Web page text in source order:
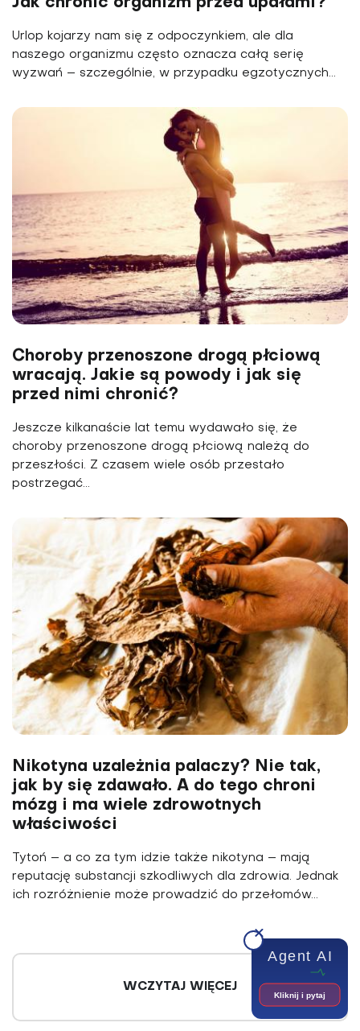
Jak chronić organizm przed upałami?
Urlop kojarzy nam się z odpoczynkiem, ale dla
naszego organizmu często oznacza całą serię
wyzwań – szczególnie, w przypadku egzotycznych...
Choroby przenoszone drogą płciową
wracają. Jakie są powody i jak się
przed nimi chronić?
Jeszcze kilkanaście lat temu wydawało się, że
choroby przenoszone drogą płciową należą do
przeszłości. Z czasem wiele osób przestało
postrzegać...
Nikotyna uzależnia palaczy? Nie tak,
jak by się zdawało. A do tego chroni
mózg i ma wiele zdrowotnych
właściwości
Tytoń – a co za tym idzie także nikotyna – mają
reputację substancji szkodliwych dla zdrowia. Jednak
ich rozróżnienie może prowadzić do przełomów...
WCZYTAJ WIĘCEJ
Agent AI
Kliknij i pytaj